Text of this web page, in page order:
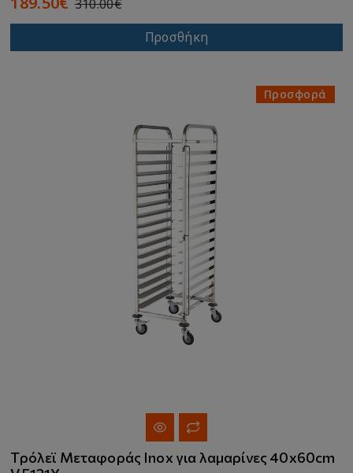
310.00€
Προσθήκη
Προσφορά
Τρόλεϊ Mεταφοράς Inox για λαμαρίνες 40x60cm